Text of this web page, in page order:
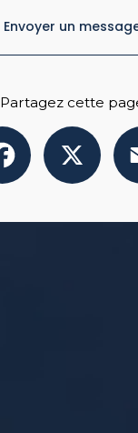
Envoyer un
Partagez cette
Facebook